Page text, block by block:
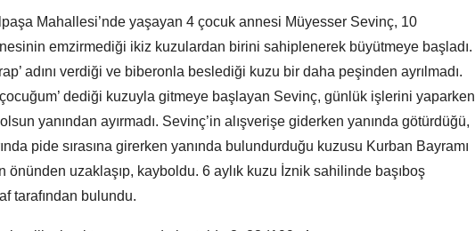
Mahallesi’nde yaşayan 4 çocuk annesi Müyesser Sevinç, 10
emzirmediği ikiz kuzulardan birini sahiplenerek büyütmeye başladı.
adını verdiği ve biberonla beslediği kuzu bir daha peşinden ayrılmadı.
çocuğum’ dediği kuzuyla gitmeye başlayan Sevinç, günlük işlerini yaparken
yanından ayırmadı. Sevinç’in alışverişe giderken yanında götürdüğü,
pide sırasına girerken yanında bulundurduğu kuzusu Kurban Bayramı
önünden uzaklaşıp, kayboldu. 6 aylık kuzu İznik sahilinde başıboş
tarafından bulundu.